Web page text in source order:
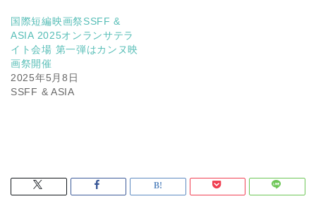
国際短編映画祭SSFF &
ASIA 2025オンランサテラ
イト会場 第一弾はカンヌ映
画祭開催
2025年5月8日
SSFF & ASIA